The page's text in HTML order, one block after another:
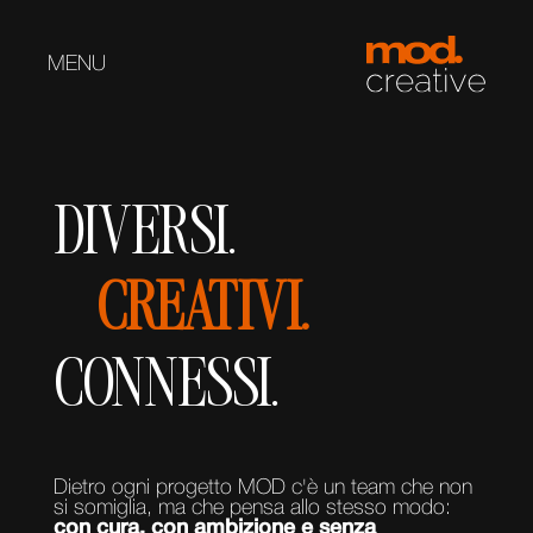
MENU
DIVERSI.
CREATIVI.
CONNESSI.
Dietro ogni progetto MOD c'è un team che non
si somiglia, ma che pensa allo stesso modo:
con cura, con ambizione e senza